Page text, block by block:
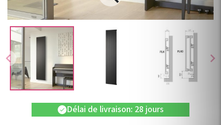
chevron_left chevron_right
check Délai de livraison: 28 jours